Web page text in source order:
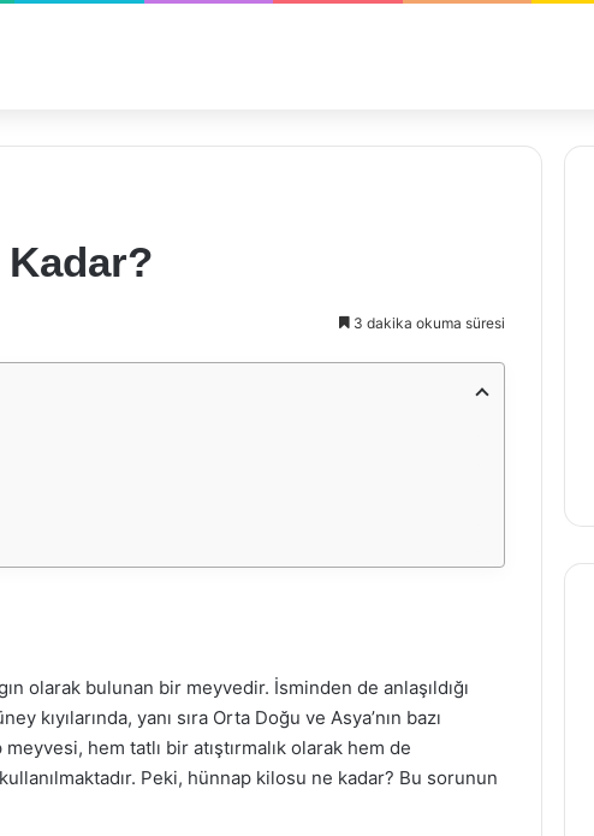
3 dakika okuma süresi
olarak bulunan bir meyvedir. İsminden de anlaşıldığı
kıyılarında, yanı sıra Orta Doğu ve Asya’nın bazı
hem tatlı bir atıştırmalık olarak hem de
Peki, hünnap kilosu ne kadar? Bu sorunun